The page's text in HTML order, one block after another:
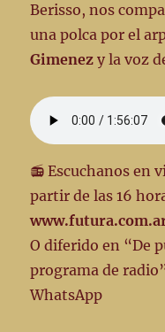
Berisso, nos
una polca por el
Gimenez y la voz
📻 Escuchanos en
partir de las 16
O diferido en “De
programa de
WhatsApp